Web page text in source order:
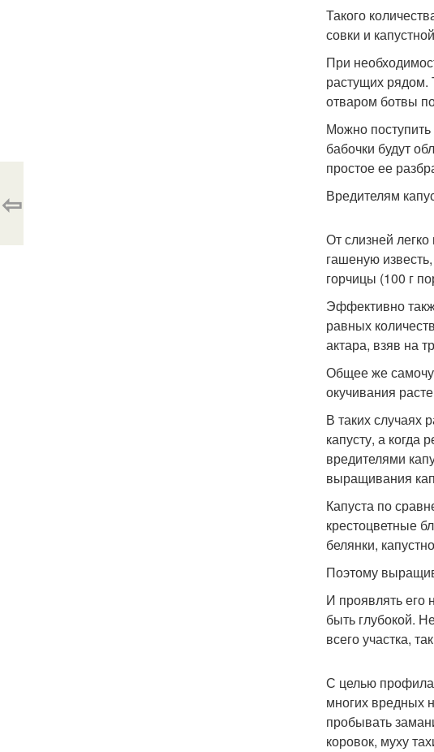
Такого
совки и
При
растущих рядом.
отваром ботвы
Можно поступить
бабочки будут
простое ее
Вредителям
От слизней
гашеную
горчицы (100 г
Эффективно
равных
актара, взяв на
Общее же
окучивания
В таких случаях
капусту, а
вредителями
выращивания
Капуста по
крестоцветные
белянки,
Поэтому
И проявлять его
быть глубокой.
всего участка,
С целью
многих вредных
пробывать
коровок, муху
⇦